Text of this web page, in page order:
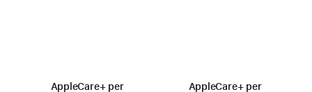
AppleCare+ per
AppleCare+ per